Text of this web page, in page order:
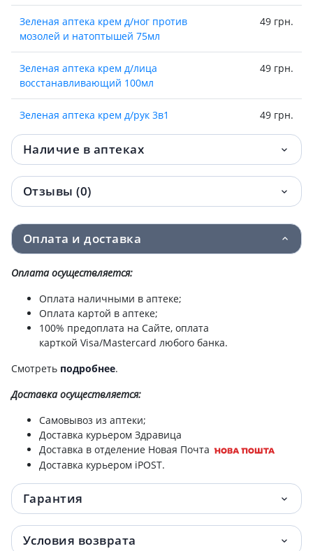
Зеленая аптека крем д/ног против
мозолей и натоптышей 75мл
49 грн.
Зеленая аптека крем д/лица
восстанавливающий 100мл
49 грн.
Зеленая аптека крем д/рук 3в1
49 грн.
Зеленая аптека крем д/рук 3в1 новая
кожа 100мл
51 грн.
Зеленая аптека крем д/рук и ногтей алоэ
100мл
51.80 грн.
Зеленая аптека крем д/рук лотос/оливка
100мл
52 грн.
Зеленая аптека крем д/рук и ногтей
оливковый 100мл
Зеленая аптека крем д/ног заживл 75мл
465мл
Зеленая аптека мыло жидкое ромашка с
дозат 465мл
Зеленая аптека крем д/лица омолаж
Наличие в аптеках
Отзывы (0)
Оплата и доставка
Оплата осуществляется:
Оплата наличными в аптеке;
Оплата картой в аптеке;
100% предоплата на Сайте, оплата
карткой Visa/Mastercard любого банка.
Смотреть подробнее.
Доставкаосуществляется:
Самовывоз из аптеки;
Доставка курьером Здравица
Доставка в отделение Новая Почта
Доставка курьером iPOST.
Гарантия
Условия возврата